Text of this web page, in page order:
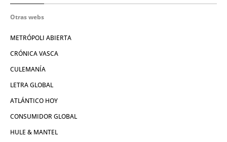
Otras webs
METRÓPOLI ABIERTA
CRÓNICA VASCA
CULEMANÍA
LETRA GLOBAL
ATLÁNTICO HOY
CONSUMIDOR GLOBAL
HULE & MANTEL